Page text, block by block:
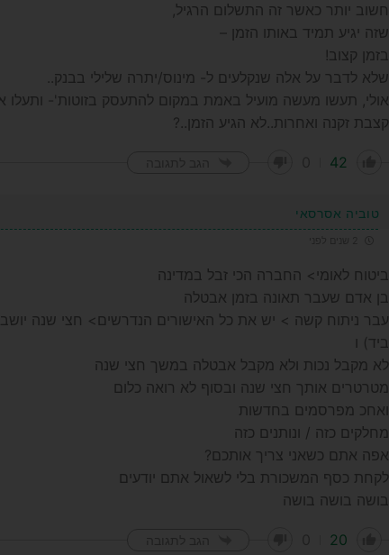
חשוב יותר כאשר זה התשלום הרגיל,
שזה יגיע תמיד באותו הזמן –
בזמן קצוב!
שלא לדבר על אלה שנקלעים ל- מינוס/יתרה שלילי בבנק..
אולי, תעשו מעשה מועיל באמת במקום להתעסק בזוטות'- ותעלו
קצבת זקנה ואחרות..לא הגיע הזמן..?
42
טוביה אסרסאי
ביטוח לאומי> החברה הכי זבל במדינה
בן אדם שעבר תאונה בזמן אבטלה
עבר ניתוח קשה > יש את כל האישורים הנדרשים> חצי שנה
ביד) ו
לא מקבל נכות ולא מקבל אבטלה במשך חצי שנה
מטרטרים אותך חצי שנה ובסוף לא רואה כלום
ואחכ מפרסמים בחדשות
מחלקים כזה / ונותנים כזה
אפה אתם כשאני צריך אותכם?
לקחת כסף המשכורת בלי לשאול אתם יודעים
בושה בושה בושה
20